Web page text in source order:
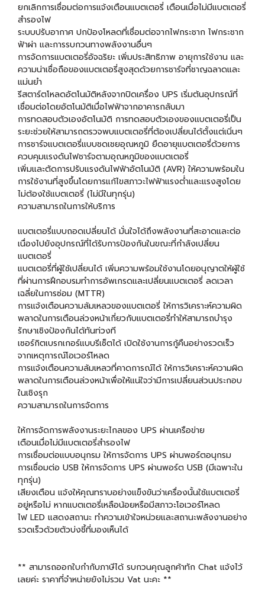
ยกเลิกการเชื่อมต่อการแจ้งเตือนแบตเตอรี่ เตือนเมื่อไม่มีแบตเตอรี่
สำรองไฟ
ระบบปรับอากาศ ปกป้องโหลดที่เชื่อมต่อจากไฟกระชาก ไฟกระชาก
ฟ้าผ่า และการรบกวนทางพลังงานอื่นๆ
การจัดการแบตเตอรี่อัจฉริยะ เพิ่มประสิทธิภาพ อายุการใช้งาน และ
ความน่าเชื่อถือของแบตเตอรี่สูงสุดด้วยการชาร์จที่ชาญฉลาดและ
แม่นยำ
รีสตาร์ตโหลดอัตโนมัติหลังจากปิดเครื่อง UPS เริ่มต้นอุปกรณ์ที่
เชื่อมต่อโดยอัตโนมัติเมื่อไฟฟ้าจากอาคารกลับมา
การทดสอบตัวเองอัตโนมัติ การทดสอบตัวเองของแบตเตอรี่เป็น
ระยะช่วยให้สามารถตรวจพบแบตเตอรี่ที่ต้องเปลี่ยนได้ตั้งแต่เนิ่นๆ
การชาร์จแบตเตอรี่แบบชดเชยอุณหภูมิ ยืดอายุแบตเตอรี่ด้วยการ
ควบคุมแรงดันไฟชาร์จตามอุณหภูมิของแบตเตอรี่
เพิ่มและตัดการปรับแรงดันไฟฟ้าอัตโนมัติ (AVR) ให้ความพร้อมใน
การใช้งานที่สูงขึ้นโดยการแก้ไขสภาวะไฟฟ้าแรงต่ำและแรงสูงโดย
ไม่ต้องใช้แบตเตอรี่ (ไม่มีในทุกรุ่น)
ความสามารถในการให้บริการ
แบตเตอรี่แบบถอดเปลี่ยนได้ มั่นใจได้ถึงพลังงานที่สะอาดและต่อ
เนื่องไปยังอุปกรณ์ที่ได้รับการป้องกันในขณะที่กำลังเปลี่ยน
แบตเตอรี่
แบตเตอรี่ที่ผู้ใช้เปลี่ยนได้ เพิ่มความพร้อมใช้งานโดยอนุญาตให้ผู้ใช้
ที่ผ่านการฝึกอบรมทำการอัพเกรดและเปลี่ยนแบตเตอรี่ ลดเวลา
เฉลี่ยในการซ่อม (MTTR)
การแจ้งเตือนความล้มเหลวของแบตเตอรี่ ให้การวิเคราะห์ความผิด
พลาดในการเตือนล่วงหน้าเกี่ยวกับแบตเตอรี่ทำให้สามารถบำรุง
รักษาเชิงป้องกันได้ทันท่วงที
เซอร์กิตเบรกเกอร์แบบรีเซ็ตได้ เปิดใช้งานการกู้คืนอย่างรวดเร็ว
จากเหตุการณ์โอเวอร์โหลด
การแจ้งเตือนความล้มเหลวที่คาดการณ์ได้ ให้การวิเคราะห์ความผิด
พลาดในการเตือนล่วงหน้าเพื่อให้แน่ใจว่ามีการเปลี่ยนส่วนประกอบ
ในเชิงรุก
ความสามารถในการจัดการ
ให้การจัดการพลังงานระยะไกลของ UPS ผ่านเครือข่าย
เตือนเมื่อไม่มีแบตเตอรี่สำรองไฟ
การเชื่อมต่อแบบอนุกรม ให้การจัดการ UPS ผ่านพอร์ตอนุกรม
การเชื่อมต่อ USB ให้การจัดการ UPS ผ่านพอร์ต USB (มีเฉพาะใน
ทุกรุ่น)
เสียงเตือน แจ้งให้คุณทราบอย่างแข็งขันว่าเครื่องนั้นใช้แบตเตอรี่
อยู่หรือไม่ หากแบตเตอรี่เหลือน้อยหรือมีสภาวะโอเวอร์โหลด
ไฟ LED แสดงสถานะ ทำความเข้าใจหน่วยและสถานะพลังงานอย่าง
รวดเร็วด้วยตัวบ่งชี้ที่มองเห็นได้
** สามารถออกใบกำกับภาษีได้ รบกวนคุณลูกค้าทัก Chat แจ้งไว้
เลยค่ะ ราคาที่จำหน่ายยังไม่รวม Vat นะคะ **